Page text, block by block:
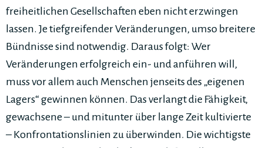
freiheitlichen Gesellschaften eben nicht erzwingen
lassen. Je tiefgreifender Veränderungen, umso breitere
Bündnisse sind notwendig. Daraus folgt: Wer
Veränderungen erfolgreich ein- und anführen will,
muss vor allem auch Menschen jenseits des „eigenen
Lagers“ gewinnen können. Das verlangt die Fähigkeit,
gewachsene – und mitunter über lange Zeit kultivierte
– Konfrontationslinien zu überwinden. Die wichtigste